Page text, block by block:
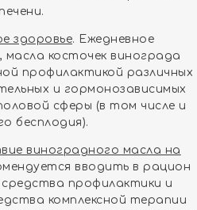
печени.
здоровье. Ежедневное
масла косточек винограда
профилактикой различных
и гормонозависимых
сферы (в том числе и
бесплодия).
виноградного масла на
вводить в рацион
профилактики и
комплексной терапии